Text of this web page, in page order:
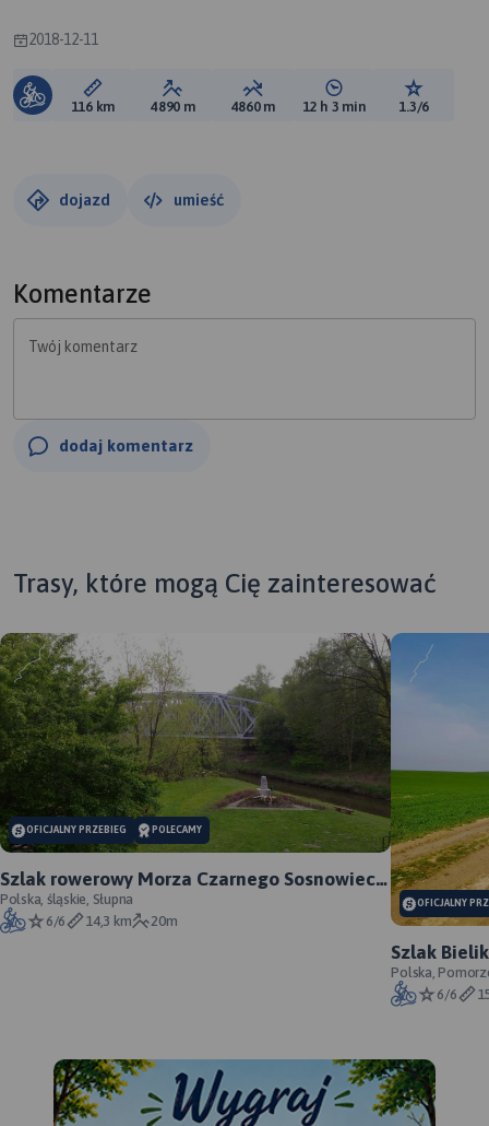
2018-12-11
Długość trasy:
116 km Suma przewyższeń:
4890 m Suma spadków:
4860 m Średni czas potrzebny
12 h 3 min Ocena
1.3/6
dojazd umieść
Komentarze
Twój komentarz
dodaj komentarz
Trasy, które mogą Cię zainteresować
OFICJALNY PRZEBIEG POLECAMY
Szlak rowerowy Morza Czarnego Sosnowiec -
oficjalny przebieg
Polska, śląskie, Słupna
6/6
14,3 km 20m
OFICJALNY
Szlak
oficjalny
Polska,
6/6